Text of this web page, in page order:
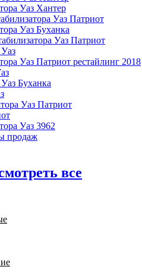
Уаз Хантер
Уаз Патриот
Уаз Буханка
Уаз Патриот
Уаз Патриот рестайлинг 2018
Буханка
Уаз Патриот
Уаз 3962
продаж
все